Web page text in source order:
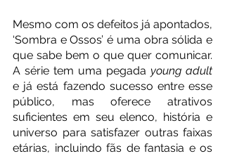
Mesmo com os defeitos já apontados,
‘Sombra e Ossos’ é uma obra sólida e
que sabe bem o que quer comunicar.
A série tem uma pegada young adult
e já está fazendo sucesso entre esse
público, mas oferece atrativos
suficientes em seu elenco, história e
universo para satisfazer outras faixas
etárias, incluindo fãs de fantasia e os